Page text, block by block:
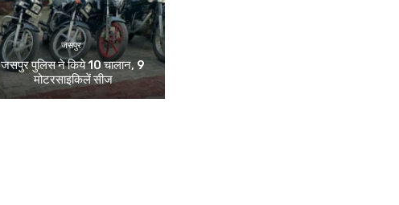
जसपुर
जसपुर पुलिस ने किये 10 चालान, 9
मोटरसाइकिलें सीज